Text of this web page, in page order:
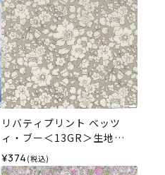
リバティプリント ベッツ
ィ・ブー＜13GR＞生地
（ホビーラホビーレオリジ
ナル）2026SS
¥374 (税込)